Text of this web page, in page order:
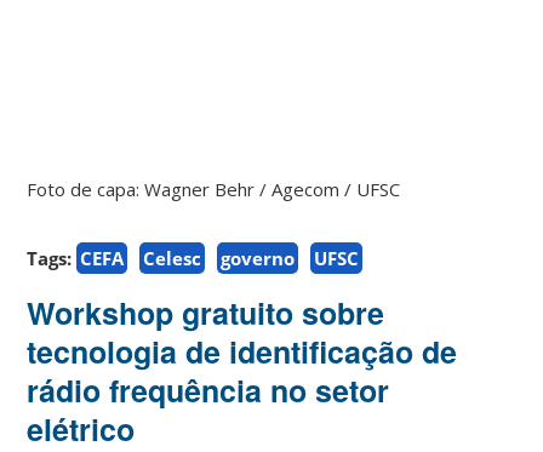
Foto de capa: Wagner Behr / Agecom / UFSC
Tags: CEFA Celesc governo UFSC
Workshop gratuito sobre
tecnologia de identificação de
rádio frequência no setor
elétrico